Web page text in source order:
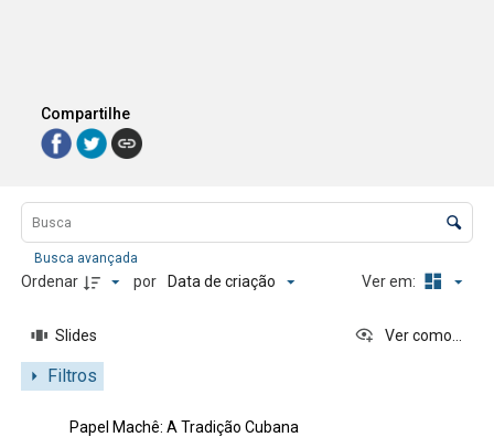
Compartilhe
Lista de itens
Controle de ordenação e visualização
Filtros
Busca avançada
Ordenar por Data de criação Ver em:
Slides Ver como...
Resultados da lista de itens
Papel Machê: A Tradição Cubana